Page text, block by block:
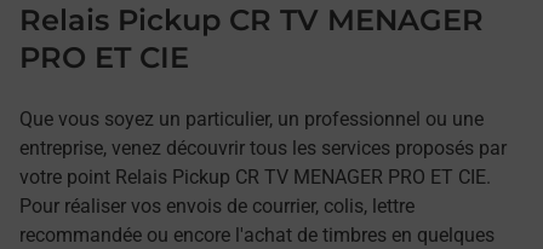
Relais Pickup CR TV MENAGER
PRO ET CIE
Que vous soyez un particulier, un professionnel ou une
entreprise, venez découvrir tous les services proposés par
votre point Relais Pickup CR TV MENAGER PRO ET CIE.
Pour réaliser vos envois de courrier, colis, lettre
recommandée ou encore l'achat de timbres en quelques